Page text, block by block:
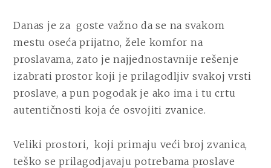
Danas je za goste važno da se na svakom
mestu oseća prijatno, žele komfor na
proslavama, zato je najjednostavnije rešenje
izabrati prostor koji je prilagodljiv svakoj vrsti
proslave, a pun pogodak je ako ima i tu crtu
autentičnosti koja će osvojiti zvanice.
Veliki prostori, koji primaju veći broj zvanica,
teško se prilagodjavaju potrebama proslave